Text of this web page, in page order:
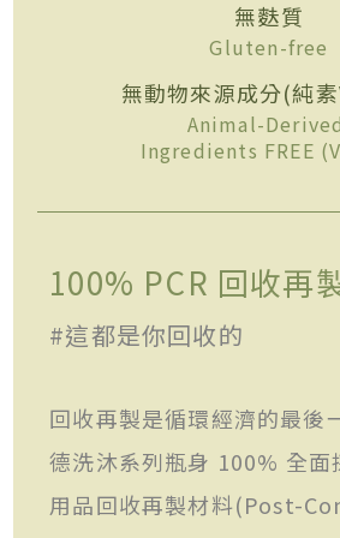
無麩質
Gluten-free
無動物來源成分(純
Animal-Derived
Ingredients FREE
100% PCR 回收再
#這都是你回收的
回收再製是循環經濟的最後
德洗沐系列瓶身 100% 全面
用品回收再製材料(Post-